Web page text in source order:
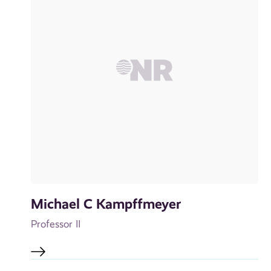
Michael C Kampffmeyer
Professor II